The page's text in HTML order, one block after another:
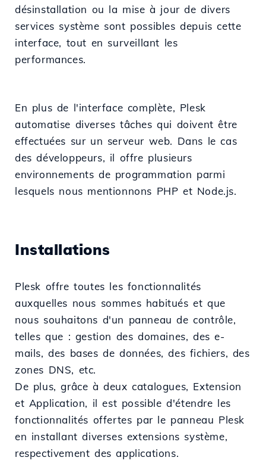
désinstallation ou la mise à jour de divers
services système sont possibles depuis cette
interface, tout en surveillant les
performances.
En plus de l'interface complète, Plesk
automatise diverses tâches qui doivent être
effectuées sur un serveur web. Dans le cas
des développeurs, il offre plusieurs
environnements de programmation parmi
lesquels nous mentionnons PHP et Node.js.
Installations
Plesk offre toutes les fonctionnalités
auxquelles nous sommes habitués et que
nous souhaitons d'un panneau de contrôle,
telles que : gestion des domaines, des e-
mails, des bases de données, des fichiers, des
zones DNS, etc.
De plus, grâce à deux catalogues, Extension
et Application, il est possible d'étendre les
fonctionnalités offertes par le panneau Plesk
en installant diverses extensions système,
respectivement des applications.